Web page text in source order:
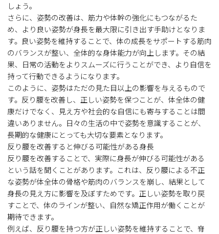
しょう。
さらに、姿勢の改善は、筋力や体幹の強化にもつながるた
め、より良い姿勢が身長を最大限に引き出す手助けとなりま
す。良い姿勢を維持することで、体の成長をサポートする筋肉
のバランスが整い、全体的な身体能力が向上します。その結
果、日常の活動をよりスムーズに行うことができ、より自信を
持って行動できるようになります。
このように、姿勢はただの見た目以上の影響を与えるもので
す。反り腰を改善し、正しい姿勢を保つことが、体全体の健
康だけでなく、見え方や社会的な自信にも寄与することは間
違いありません。日々の生活の中で姿勢を意識することが、
長期的な健康にとっても大切な要素となります。
反り腰を改善すると伸びる可能性がある身長
反り腰を改善することで、実際に身長が伸びる可能性がある
という話を聞くことがあります。これは、反り腰による不正
な姿勢が体全体の骨格や筋肉のバランスを崩し、結果として
身長の見え方に影響を及ぼすためです。正しい姿勢を取り戻
すことで、体のラインが整い、自然な矯正作用が働くことが
期待できます。
例えば、反り腰を持つ方が正しい姿勢を維持することで、脊